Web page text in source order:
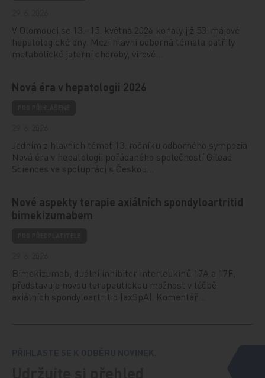
V Olomouci se 13.–15. května 2026 konaly již 53. májové
hepatologické dny. Mezi hlavní odborná témata patřily
metabolické jaterní choroby, virové…
Nová éra v hepatologii 2026
Jedním z hlavních témat 13. ročníku odborného sympozia
Nová éra v hepatologii pořádaného společností Gilead
Sciences ve spolupráci s Českou…
Nové aspekty terapie axiálních spondyloartritid
bimekizumabem
Bimekizumab, duální inhibitor interleukinů 17A a 17F,
představuje novou terapeutickou možnost v léčbě
axiálních spondyloartritid (axSpA). Komentář…